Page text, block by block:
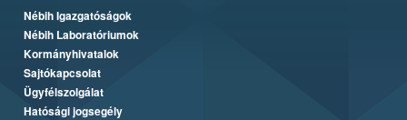
Nébih Igazgatóságok
Nébih Laboratóriumok
Kormányhivatalok
Sajtókapcsolat
Ügyfélszolgálat
Hatósági jogsegély